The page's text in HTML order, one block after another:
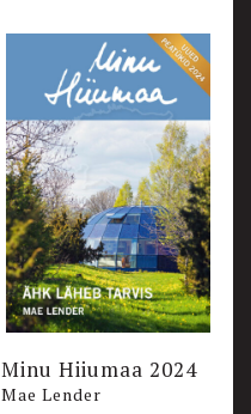
Minu Hiiumaa 2024
Mae Lender